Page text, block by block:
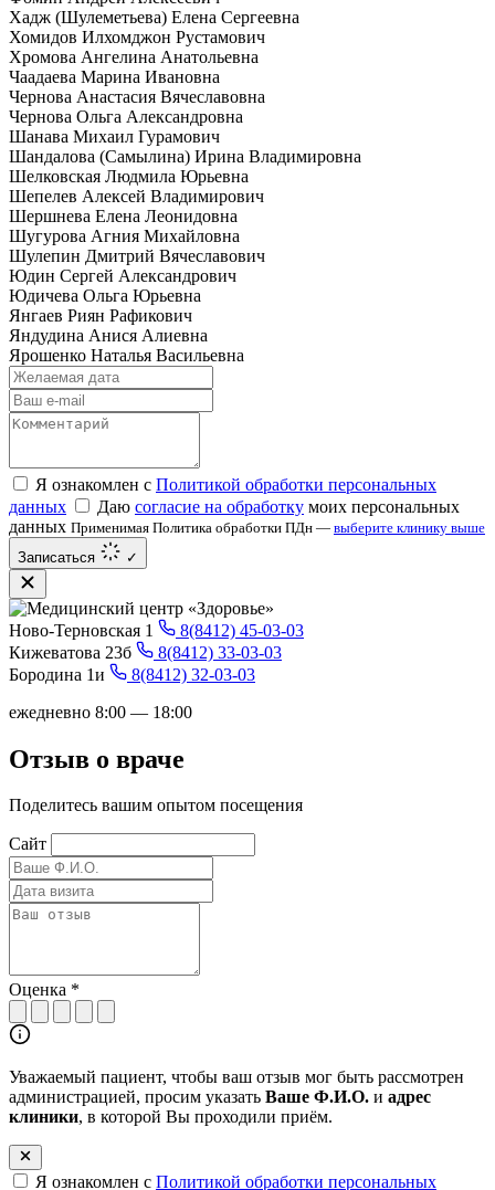
Хадж (Шулеметьева) Елена Сергеевна
Хомидов Илхомджон Рустамович
Хромова Ангелина Анатольевна
Чаадаева Марина Ивановна
Чернова Анастасия Вячеславовна
Чернова Ольга Александровна
Шанава Михаил Гурамович
Шандалова (Самылина) Ирина Владимировна
Шелковская Людмила Юрьевна
Шепелев Алексей Владимирович
Шершнева Елена Леонидовна
Шугурова Агния Михайловна
Шулепин Дмитрий Вячеславович
Юдин Сергей Александрович
Юдичева Ольга Юрьевна
Янгаев Риян Рафикович
Яндудина Анися Алиевна
Ярошенко Наталья Васильевна
Я ознакомлен с Политикой обработки персональных
данных
Даю согласие на обработку моих персональных
данных Применимая Политика обработки ПДн — выберите клинику выше
Записаться
✓
Ново-Терновская 1
8(8412) 45-03-03
Кижеватова 23б
8(8412) 33-03-03
Бородина 1и
8(8412) 32-03-03
ежедневно 8:00 — 18:00
Отзыв о враче
Поделитесь вашим опытом посещения
Сайт
Оценка *
Уважаемый пациент, чтобы ваш отзыв мог быть рассмотрен
администрацией, просим указать Ваше Ф.И.О. и адрес
клиники, в которой Вы проходили приём.
Я ознакомлен с Политикой обработки персональных